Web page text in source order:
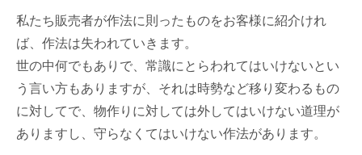
私たち販売者が作法に則ったものをお客様に紹介けれ
ば、作法は失われていきます。
世の中何でもありで、常識にとらわれてはいけないとい
う言い方もありますが、それは時勢など移り変わるもの
に対してで、物作りに対しては外してはいけない道理が
ありますし、守らなくてはいけない作法があります。